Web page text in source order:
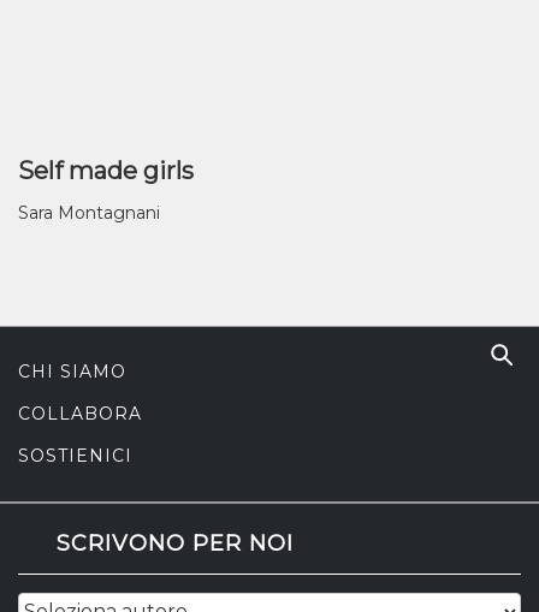
Self made girls
Sara Montagnani
CHI SIAMO
COLLABORA
SOSTIENICI
SCRIVONO PER NOI